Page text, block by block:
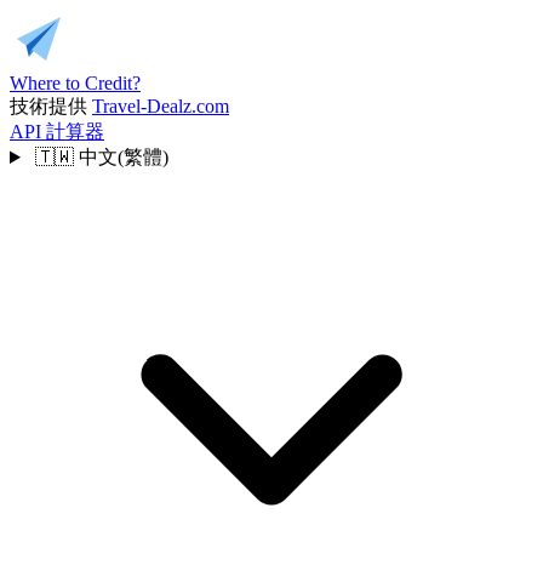
Where to Credit?
技術提供 Travel-Dealz.com
API 計算器
🇹🇼 中文(繁體)